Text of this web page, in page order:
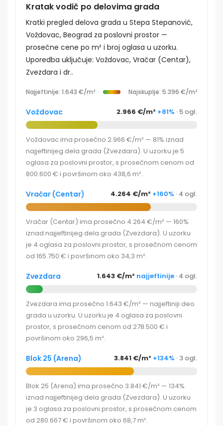
Kratak vodič po delovima grada
Kratki pregled delova grada u Stepa Stepanović,
Voždovac, Beograd za poslovni prostor —
prosečne cene po m² i broj oglasa u uzorku.
Uporedba uključuje: Voždovac, Vračar (Centar),
Zvezdara i dr..
Najjeftinije: 1.643 €/m² Najskuplje: 5.396 €/m²
Voždovac 2.966 €/m² +81% · 5 ogl.
Voždovac ima prosečno 2.966 €/m² — 81% iznad
najjeftinijeg dela grada (Zvezdara). U uzorku je 5
oglasa za poslovni prostor, s prosečnom cenom od
800.600 € i površinom oko 438,6 m².
Vračar (Centar) 4.264 €/m² +160% · 4 ogl.
Vračar (Centar) ima prosečno 4.264 €/m² — 160%
iznad najjeftinijeg dela grada (Zvezdara). U uzorku
je 4 oglasa za poslovni prostor, s prosečnom cenom
od 165.750 € i površinom oko 34,3 m².
Zvezdara 1.643 €/m² najjeftinije · 4 ogl.
Zvezdara ima prosečno 1.643 €/m² — najjeftiniji deo
grada u uzorku. U uzorku je 4 oglasa za poslovni
prostor, s prosečnom cenom od 278.500 € i
površinom oko 296,5 m².
Blok 25 (Arena) 3.841 €/m² +134% · 3 ogl.
Blok 25 (Arena) ima prosečno 3.841 €/m² — 134%
iznad najjeftinijeg dela grada (Zvezdara). U uzorku
je 3 oglasa za poslovni prostor, s prosečnom cenom
od 280.667 € i površinom oko 68,7 m².